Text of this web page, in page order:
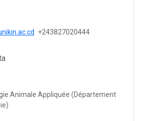
+243827020444
Animale Appliquée (Département